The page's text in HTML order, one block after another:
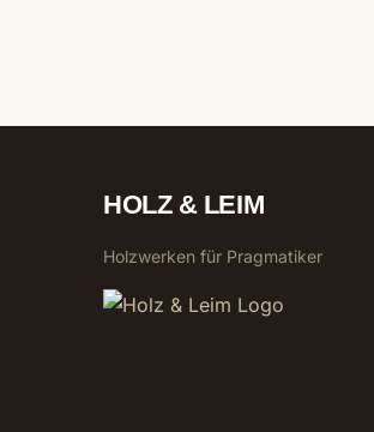
HOLZ & LEIM
Holzwerken für Pragmatiker